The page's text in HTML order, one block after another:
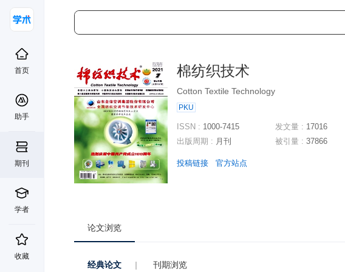
首页
助手
期刊
学者
收藏
棉纺织技术
Cotton Textile Technology
PKU
ISSN : 1000-7415
出版周期 : 月刊
发文量 : 17016
被引量 : 37866
投稿链接 官方站点
论文浏览
经典论文 | 刊期浏览